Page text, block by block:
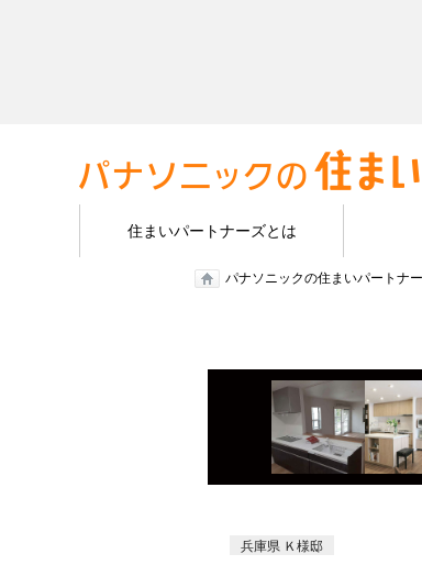
住まいパートナーズとは
パナソニックの住まいパートナ
兵庫県 Ｋ様邸